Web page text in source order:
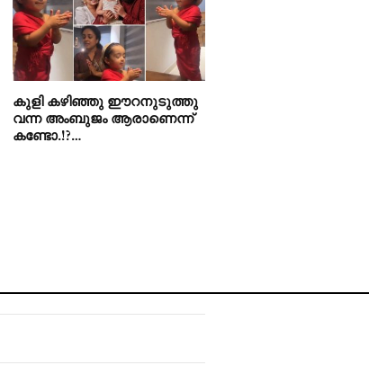
കുളി കഴിഞ്ഞു ഈറനുടുത്തു
വന്ന അംബുജം ആരാണെന്ന്
കണ്ടോ.!?…